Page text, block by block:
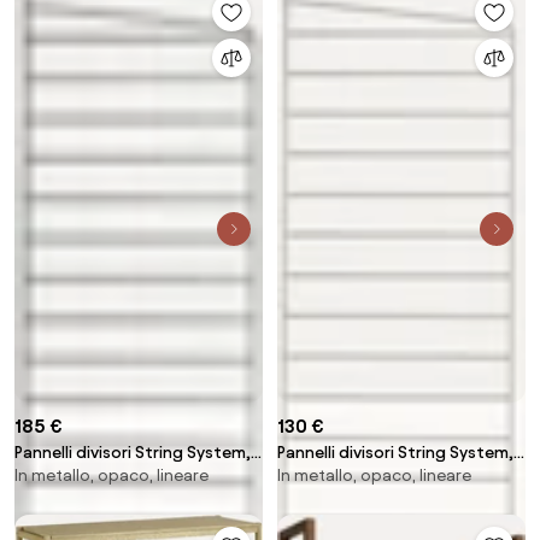
185 €
Pannelli divisori String System,
larg. 30 x alt. 200 cm, in varie
In metallo, opaco, lineare
130 €
Pannelli divisori String System,
larg. 30 x alt. 115 cm, in varie
In metallo, opaco, lineare